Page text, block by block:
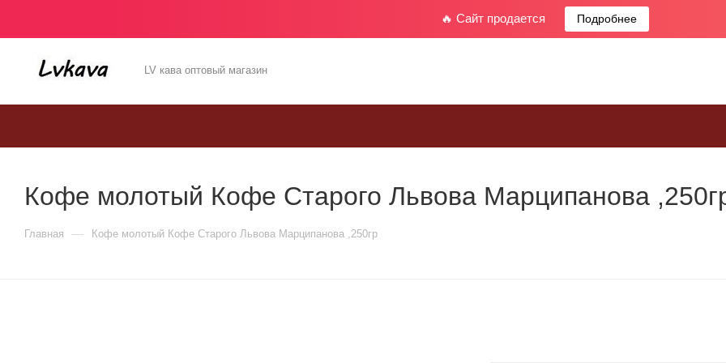
🔥 Сайт продается Подробнее
LV кава оптовый магазин
Кофе молотый Кофе Старого Львова Марципанова
Главная — Кофе молотый Кофе Старого Львова Марципанова ,250гр